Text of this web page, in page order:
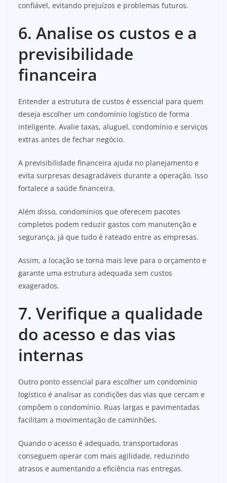
confiável, evitando prejuízos e problemas futuros.
6. Analise os custos e a
previsibilidade
financeira
Entender a estrutura de custos é essencial para quem
deseja escolher um condomínio logístico de forma
inteligente. Avalie taxas, aluguel, condomínio e serviços
extras antes de fechar negócio.
A previsibilidade financeira ajuda no planejamento e
evita surpresas desagradáveis durante a operação. Isso
fortalece a saúde financeira.
Além disso, condomínios que oferecem pacotes
completos podem reduzir gastos com manutenção e
segurança, já que tudo é rateado entre as empresas.
Assim, a locação se torna mais leve para o orçamento e
garante uma estrutura adequada sem custos
exagerados.
7. Verifique a qualidade
do acesso e das vias
internas
Outro ponto essencial para escolher um condomínio
logístico é analisar as condições das vias que cercam e
compõem o condomínio. Ruas largas e pavimentadas
facilitam a movimentação de caminhões.
Quando o acesso é adequado, transportadoras
conseguem operar com mais agilidade, reduzindo
atrasos e aumentando a eficiência nas entregas.